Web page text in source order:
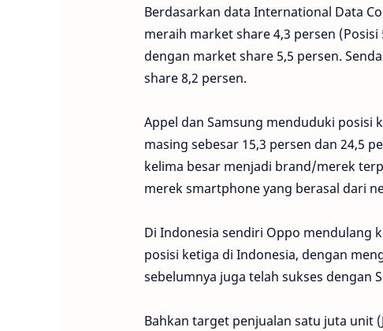
Berdasarkan data International Data
meraih market share 4,3 persen
dengan market share 5,5 persen.
share 8,2 persen.
Appel dan Samsung menduduki posisi
masing sebesar 15,3 persen dan 24,5
kelima besar menjadi brand/merek
merek smartphone yang berasal dari
Di Indonesia sendiri Oppo mendulang
posisi ketiga di Indonesia, dengan
sebelumnya juga telah sukses dengan
Bahkan target penjualan satu juta unit